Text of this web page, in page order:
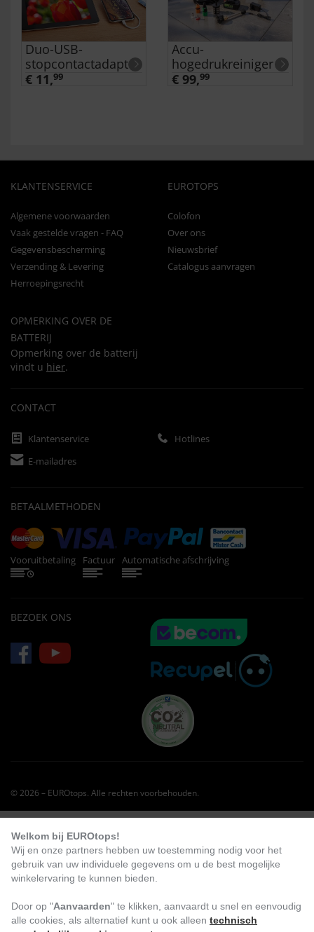
Duo-USB-
stopcontactadapter
€ 11,99
Accu-
hogedrukreiniger
€ 99,99
KLANTENSERVICE
Algemene voorwaarden
Vaak gestelde vragen - FAQ
Gegevensbescherming
Verzending & Levering
Herroepingsrecht
OPMERKING OVER DE
BATTERIJ
Opmerking over de batterij
vindt u hier.
EUROTOPS
Colofon
Over ons
Nieuwsbrief
Catalogus aanvragen
CONTACT
Klantenservice
Hotlines
E-mailadres
BETAALMETHODEN
Vooruitbetaling Factuur Automatische afschrijving
BEZOEK ONS
© 2026 – EUROtops. Alle rechten voorbehouden.
-40 %
Welkom bij EUROtops!
Wij en onze partners hebben uw toestemming nodig voor het
gebruik van uw individuele gegevens om u de best mogelijke
winkelervaring te kunnen bieden.
Door op "Aanvaarden" te klikken, aanvaardt u snel en eenvoudig
alle cookies, als alternatief kunt u ook alleen technisch